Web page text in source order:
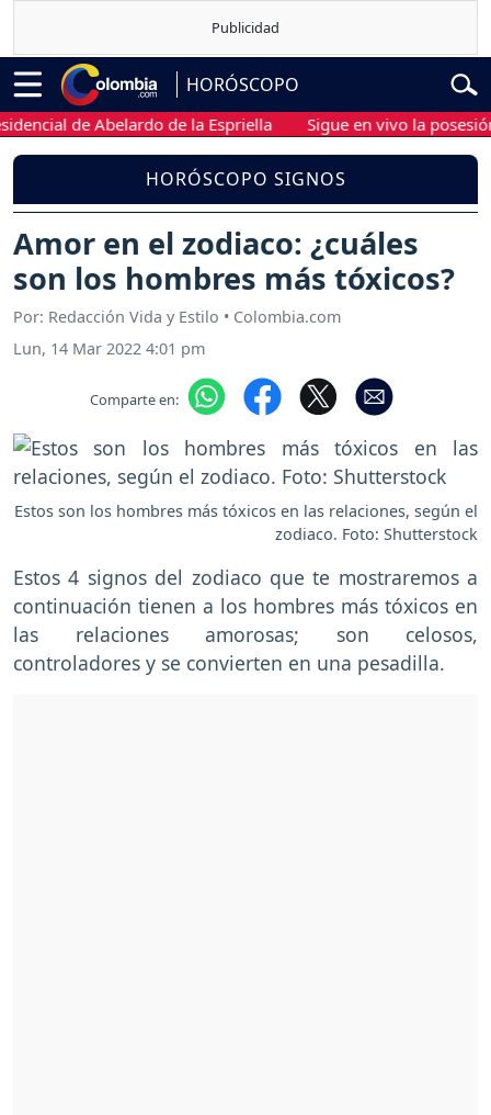
HORÓSCOPO
de Abelardo de la Espriella Sigue en vivo la posesión
HORÓSCOPO SIGNOS
Amor en el zodiaco: ¿cuáles
son los hombres más tóxicos?
Por: Redacción Vida y Estilo • Colombia.com
Lun, 14 Mar 2022 4:01 pm
Comparte en:
Estos son los hombres más tóxicos en las relaciones, según el
zodiaco. Foto: Shutterstock
Estos 4 signos del zodiaco que te mostraremos a
continuación tienen a los hombres más tóxicos en
las relaciones amorosas; son celosos,
controladores y se convierten en una pesadilla.